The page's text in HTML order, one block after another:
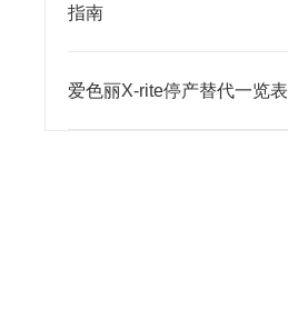
指南
爱色丽X-rite停产替代一览表